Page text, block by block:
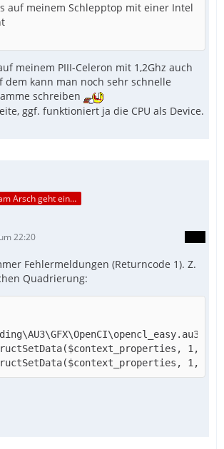
auf meinem Schlepptop mit einer Intel
meinem PIII-Celeron mit 1,2Ghz auch
dem kann man noch sehr schnelle
schreiben
ggf. funktioniert ja die CPU als Device.
Auch am Arsch geht ein Weg vorbei...
22:20
Fehlermeldungen (Returncode 1). Z.
Quadrierung:
1, ^